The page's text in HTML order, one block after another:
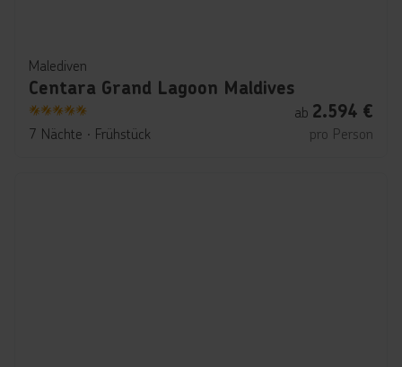
Malediven
Centara Grand Lagoon Maldives
5
7 Nächte ∙ Frühstück
ab 2.594 €
pro Person